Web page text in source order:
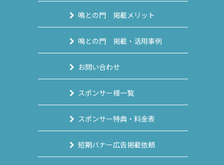
鳴との門 掲載メリット
鳴との門 掲載・活用事例
お問い合わせ
スポンサー様一覧
スポンサー特典・料金表
短期バナー広告掲載依頼